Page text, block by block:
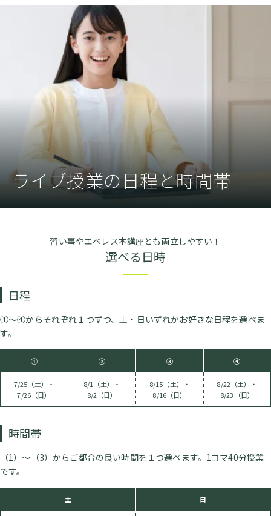
ライブ授業の日程と時間帯
習い事やエベレス本講座とも両立しやすい！
選べる日時
日程
①～④からそれぞれ１つずつ、土・日いずれかお好きな日程を選べま
す。
① ② ③ ④
7/25（土）・
7/26（日）
8/1（土）・
8/2（日）
8/15（土）・
8/16（日）
8/22（土）・
8/23（日）
時間帯
（1）〜（3）からご都合の良い時間を１つ選べます。1コマ40分授業
です。
土 日